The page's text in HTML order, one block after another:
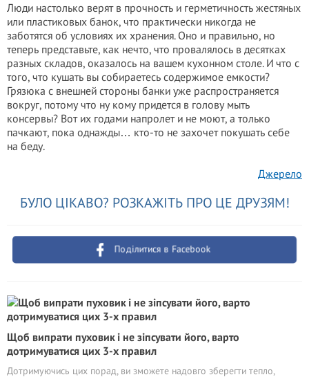
Люди настолько верят в прочность и герметичность жестяных
или пластиковых банок, что практически никогда не
заботятся об условиях их хранения. Оно и правильно, но
теперь представьте, как нечто, что провалялось в десятках
разных складов, оказалось на вашем кухонном столе. И что с
того, что кушать вы собираетесь содержимое емкости?
Грязюка с внешней стороны банки уже распространяется
вокруг, потому что ну кому придется в голову мыть
консервы? Вот их годами напролет и не моют, а только
пачкают, пока однажды… кто-то не захочет покушать себе
на беду.
Джерело
БУЛО ЦІКАВО? РОЗКАЖІТЬ ПРО ЦЕ ДРУЗЯМ!
Поділитися в Facebook
Щоб випрати пуховик і не зіпсувати його, варто
дотримуватися цих 3-х правил
Дотримуючись цих порад, ви зможете надовго зберегти тепло,